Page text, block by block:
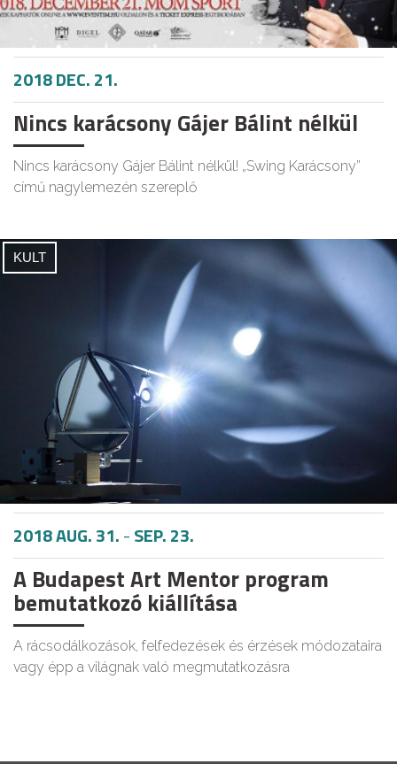
2018 DEC. 21.
Nincs karácsony Gájer Bálint nélkül
Nincs karácsony Gájer Bálint nélkül! „Swing Karácsony”
című nagylemezén szereplő
KULT
2018 AUG. 31.-SEP. 23.
A Budapest Art Mentor program
bemutatkozó kiállítása
A rácsodálkozások, felfedezések és érzések módozataira
vagy épp a világnak való megmutatkozásra